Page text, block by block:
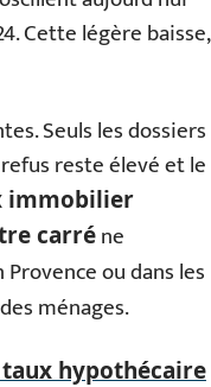
Cette légère baisse,
Seuls les dossiers
reste élevé et le
immobilier
carréne
Provence ou dans les
ménages.
hypothécaire